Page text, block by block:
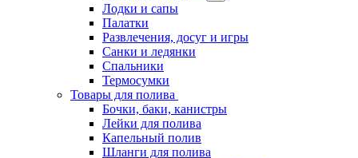
Лодки и сапы
Палатки
Развлечения, досуг и игры
Санки и ледянки
Спальники
Термосумки
Товары для полива
Бочки, баки, канистры
Лейки для полива
Капельный полив
Шланги для полива